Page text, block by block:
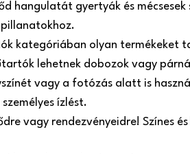
hangulatát gyertyák és
kategóriában olyan termékeket
lehetnek dobozok vagy
vagy a fotózás alatt is
ízlést.
vagy rendezvényeidre! Színes